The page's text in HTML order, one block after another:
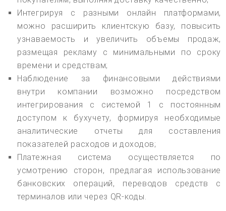
Интегрируя с разными онлайн платформами,
можно расширить клиентскую базу, повысить
узнаваемость и увеличить объемы продаж,
размещая рекламу с минимальными по сроку
времени и средствам;
Наблюдение за финансовыми действиями
внутри компании возможно посредством
интегрирования с системой 1 с постоянным
доступом к бухучету, формируя необходимые
аналитические отчеты для составления
показателей расходов и доходов;
Платежная система осуществляется по
усмотрению сторон, предлагая использование
банковских операций, переводов средств с
терминалов или через QR-коды.